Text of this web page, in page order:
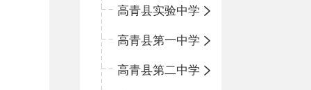
高青县实验中学
高青县第一中学
高青县第二中学